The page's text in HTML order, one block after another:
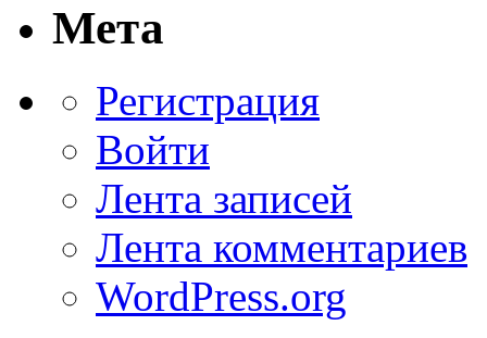
Мета
Регистрация
Войти
Лента записей
Лента комментариев
WordPress.org